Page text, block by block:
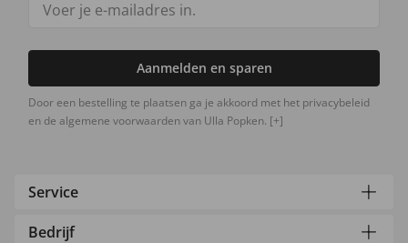
Aanmelden en sparen
Door een bestelling te plaatsen ga je akkoord met het privacybeleid
en de algemene voorwaarden van Ulla Popken. [+]
Service
Bedrijf